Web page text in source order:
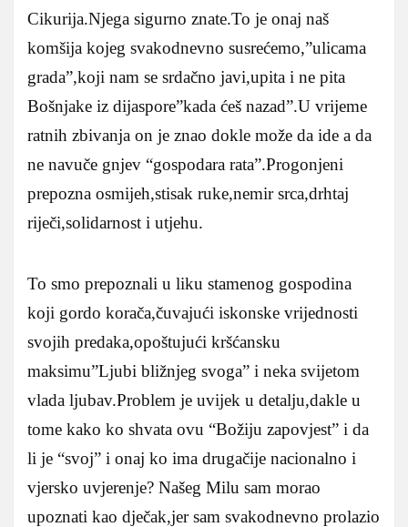
Cikurija.Njega sigurno znate.To je onaj naš
komšija kojeg svakodnevno susrećemo,”ulicama
grada”,koji nam se srdačno javi,upita i ne pita
Bošnjake iz dijaspore”kada ćeš nazad”.U vrijeme
ratnih zbivanja on je znao dokle može da ide a da
ne navuče gnjev “gospodara rata”.Progonjeni
prepozna osmijeh,stisak ruke,nemir srca,drhtaj
riječi,solidarnost i utjehu.
To smo prepoznali u liku stamenog gospodina
koji gordo korača,čuvajući iskonske vrijednosti
svojih predaka,opoštujući kršćansku
maksimu”Ljubi bližnjeg svoga” i neka svijetom
vlada ljubav.Problem je uvijek u detalju,dakle u
tome kako ko shvata ovu “Božiju zapovjest” i da
li je “svoj” i onaj ko ima drugačije nacionalno i
vjersko uvjerenje? Našeg Milu sam morao
upoznati kao dječak,jer sam svakodnevno prolazio